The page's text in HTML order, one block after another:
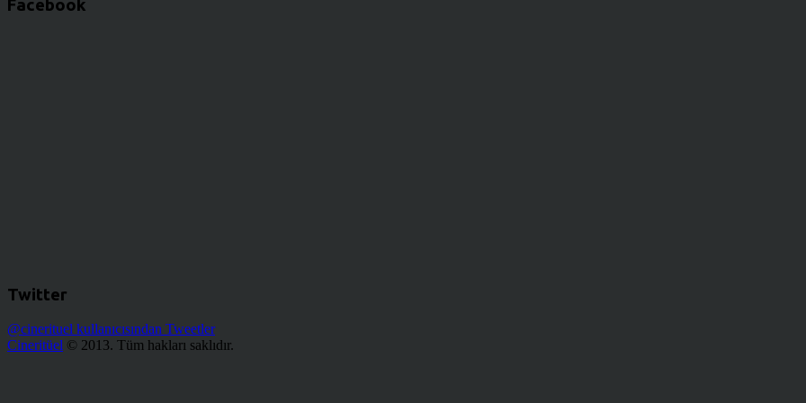
Facebook
Twitter
@cinerituel kullanıcısından Tweetler
Cineritüel © 2013. Tüm hakları saklıdır.